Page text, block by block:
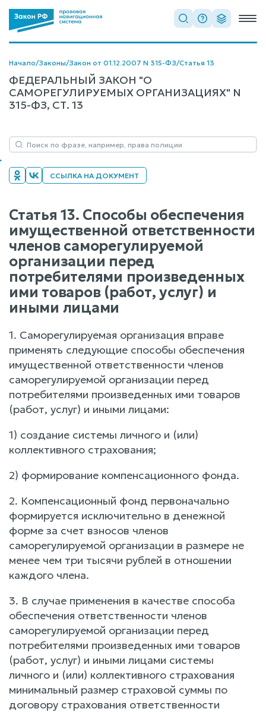
Начало/Законы/Закон от 01.12.2007 N 315-ФЗ/Статья 13
ФЕДЕРАЛЬНЫЙ ЗАКОН "О
САМОРЕГУЛИРУЕМЫХ ОРГАНИЗАЦИЯХ" N
315-ФЗ, СТ. 13
ССЫЛКА НА ДОКУМЕНТ
Статья 13. Способы обеспечения
имущественной ответственности
членов саморегулируемой
организации перед
потребителями произведенных
ими товаров (работ, услуг) и
иными лицами
1. Саморегулируемая организация вправе
применять следующие способы обеспечения
имущественной ответственности членов
саморегулируемой организации перед
потребителями произведенных ими товаров
(работ, услуг) и иными лицами:
1) создание системы личного и (или)
коллективного страхования;
2) формирование компенсационного фонда.
2. Компенсационный фонд первоначально
формируется исключительно в денежной
форме за счет взносов членов
саморегулируемой организации в размере не
менее чем три тысячи рублей в отношении
каждого члена.
3. В случае применения в качестве способа
обеспечения ответственности членов
саморегулируемой организации перед
потребителями произведенных ими товаров
(работ, услуг) и иными лицами системы
личного и (или) коллективного страхования
минимальный размер страховой суммы по
договору страхования ответственности